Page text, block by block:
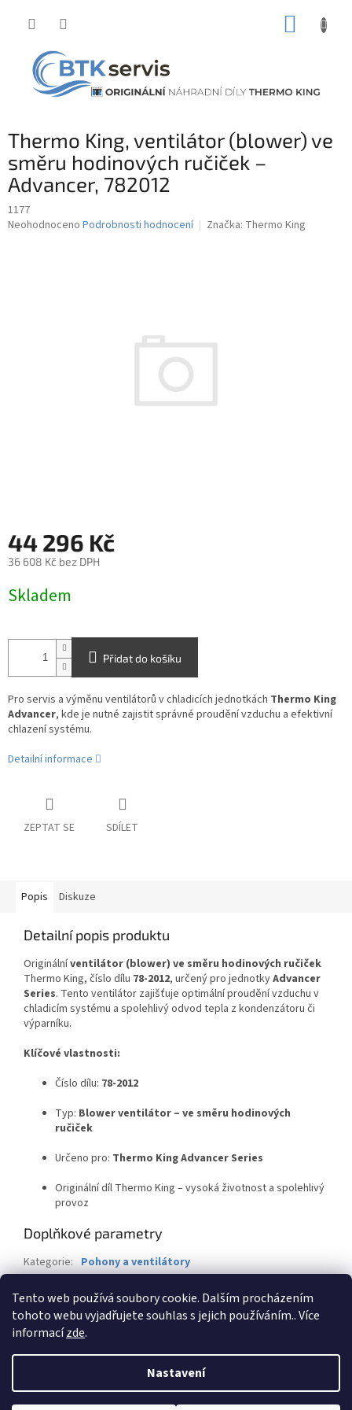
Tento web používá soubory cookie. Dalším procházením
tohoto webu vyjadřujete souhlas s jejich používáním.. Více
informacízde.
Nastavení
Thermo King, ventilátor (blower) ve
směru hodinových ručiček –
Advancer, 782012
1177
Průměrné
Neohodnoceno Podrobnosti hodnocení Značka: Thermo King
44 296 Kč
36 608 Kč bez DPH
cena:
Skladem
Přidat do košíku
Pro servis a výměnu ventilátorů v chladicích jednotkách Thermo King
Advancer, kde je nutné zajistit správné proudění vzduchu a efektivní
chlazení systému.
Detailní informace
ZEPTAT SE SDÍLET
Popis Diskuze
Detailní popis produktu
Originálníventilátor (blower) ve směru hodinových ručiček
Thermo King, číslo dílu 78-2012, určený pro jednotkyAdvancer
Series. Tento ventilátor zajišťuje optimální proudění vzduchu v
chladicím systému a spolehlivý odvod tepla z kondenzátoru či
výparníku.
Klíčové vlastnosti:
Číslo dílu: 78-2012
Typ: Blower ventilátor – ve směru hodinových
ručiček
Určeno pro: Thermo King Advancer Series
Originální díl Thermo King – vysoká životnost a spolehlivý
provoz
Doplňkové parametry
Kategorie: Pohony a ventilátory
Hmotnost
1 kg
Vytvořil Shoptet